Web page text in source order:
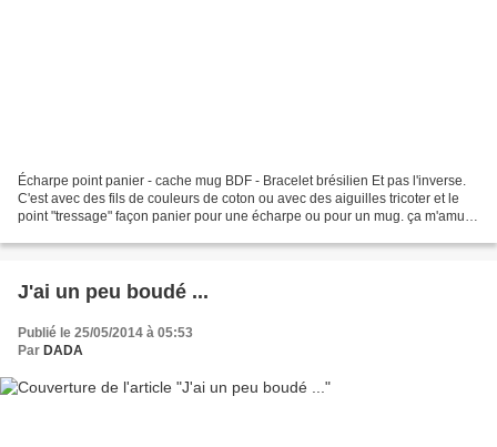
Écharpe point panier - cache mug BDF - Bracelet brésilien Et pas l'inverse.
C'est avec des fils de couleurs de coton ou avec des aiguilles tricoter et le
point "tressage" façon panier pour une écharpe ou pour un mug. ça m'amuse
J'ai un peu boudé ...
Publié le 25/05/2014 à 05:53
Par DADA